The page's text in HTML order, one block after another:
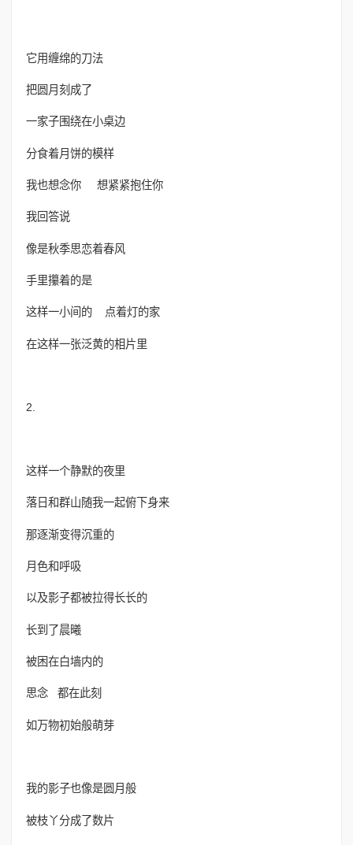
它用缠绵的刀法
把圆月刻成了
一家子围绕在小桌边
分食着月饼的模样
我也想念你 想紧紧抱住你
我回答说
像是秋季思恋着春风
手里攥着的是
这样一小间的 点着灯的家
在这样一张泛黄的相片里
2.
这样一个静默的夜里
落日和群山随我一起俯下身来
那逐渐变得沉重的
月色和呼吸
以及影子都被拉得长长的
长到了晨曦
被困在白墙内的
思念 都在此刻
如万物初始般萌芽
我的影子也像是圆月般
被枝丫分成了数片